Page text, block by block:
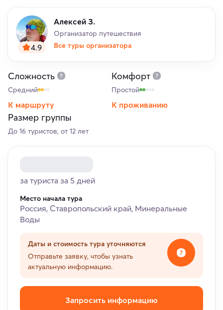
4.9
Алексей З.
Организатор путешествия
Все туры организатора
Сложность
Средний
К маршруту
Комфорт
Простой
К проживанию
Размер группы
До 16 туристов, от 12 лет
за туриста за 5 дней
Место начала тура
Россия, Ставропольский край, Минеральные
Воды
Даты и стоимость тура уточняются
Отправьте заявку, чтобы узнать
актуальную информацию.
Запросить информацию